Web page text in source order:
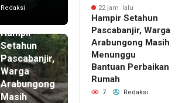
Redaksi
Hampir
Setahun
Pascabanjir,
Warga
Arabungong
Masih
22 jam lalu
Hampir Setahun
Pascabanjir, Warga
Arabungong Masih
Menunggu
Bantuan Perbaikan
Rumah
7 Redaksi